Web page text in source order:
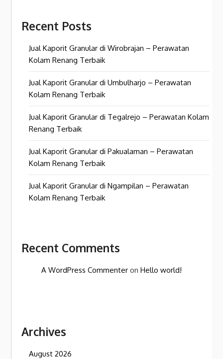
Recent Posts
Jual Kaporit Granular di Wirobrajan – Perawatan
Kolam Renang Terbaik
Jual Kaporit Granular di Umbulharjo – Perawatan
Kolam Renang Terbaik
Jual Kaporit Granular di Tegalrejo – Perawatan Kolam
Renang Terbaik
Jual Kaporit Granular di Pakualaman – Perawatan
Kolam Renang Terbaik
Jual Kaporit Granular di Ngampilan – Perawatan
Kolam Renang Terbaik
Recent Comments
A WordPress Commenter onHello world!
Archives
August 2026